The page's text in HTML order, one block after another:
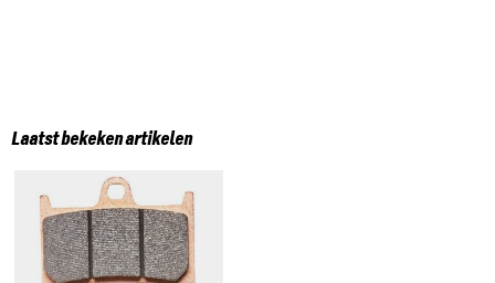
Laatst bekeken artikelen